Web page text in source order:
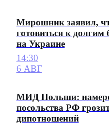
Мирошник заявил,
готовиться к долгим
на Украине
14:30
6 АВГ
МИД Польши:
посольства РФ
дипотношений